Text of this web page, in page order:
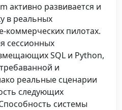
активно развивается и
в реальных
коммерческих пилотах.
сессионных
SQL и Python,
и
реальные сценарии
следующих
системы